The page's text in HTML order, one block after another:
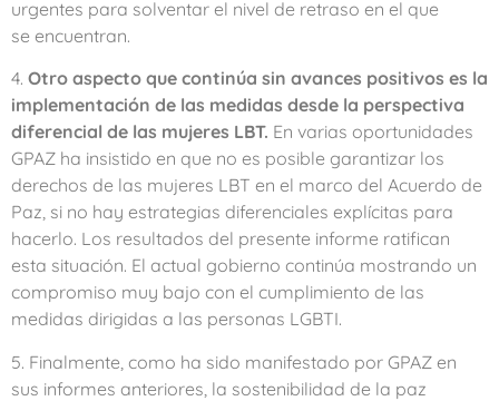
urgentes para solventar el nivel de retraso en el que
se encuentran.
4. Otro aspecto que continúa sin avances positivos es la
implementación de las medidas desde la perspectiva
diferencial de las mujeres LBT. En varias oportunidades
GPAZ ha insistido en que no es posible garantizar los
derechos de las mujeres LBT en el marco del Acuerdo de
Paz, si no hay estrategias diferenciales explícitas para
hacerlo. Los resultados del presente informe ratifican
esta situación. El actual gobierno continúa mostrando un
compromiso muy bajo con el cumplimiento de las
medidas dirigidas a las personas LGBTI.
5. Finalmente, como ha sido manifestado por GPAZ en
sus informes anteriores, la sostenibilidad de la paz